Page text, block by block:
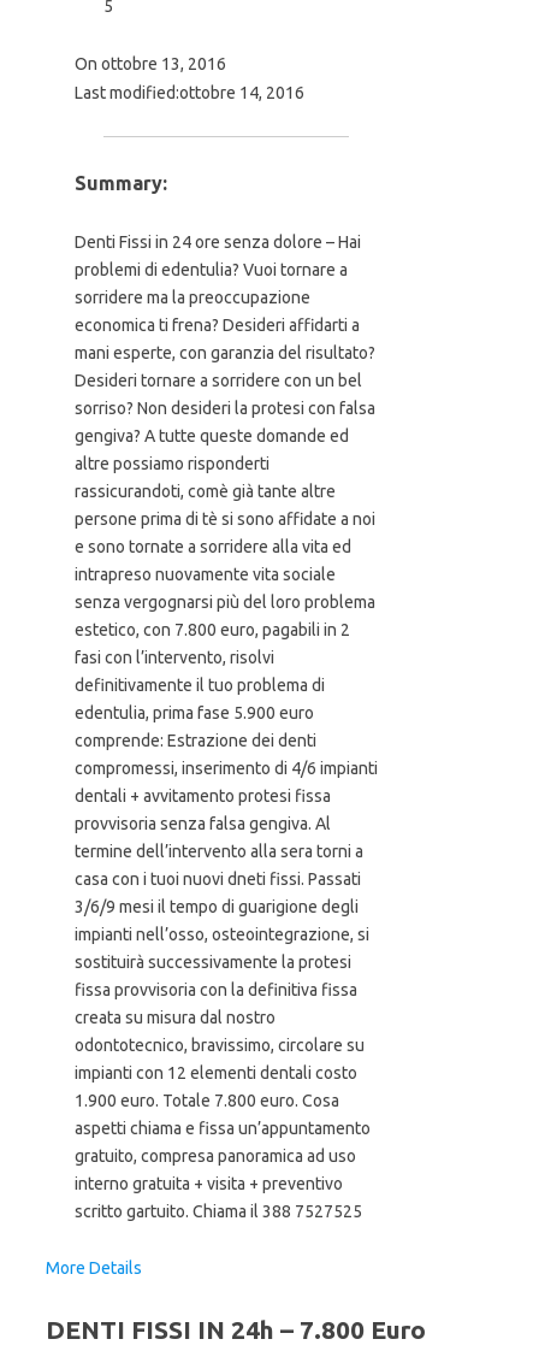
5
On ottobre 13, 2016
Last modified:ottobre 14, 2016
Summary:
Denti Fissi in 24 ore senza dolore – Hai
problemi di edentulia? Vuoi tornare a
sorridere ma la preoccupazione
economica ti frena? Desideri affidarti a
mani esperte, con garanzia del risultato?
Desideri tornare a sorridere con un bel
sorriso? Non desideri la protesi con falsa
gengiva? A tutte queste domande ed
altre possiamo risponderti
rassicurandoti, comè già tante altre
persone prima di tè si sono affidate a noi
e sono tornate a sorridere alla vita ed
intrapreso nuovamente vita sociale
senza vergognarsi più del loro problema
estetico, con 7.800 euro, pagabili in 2
fasi con l’intervento, risolvi
definitivamente il tuo problema di
edentulia, prima fase 5.900 euro
comprende: Estrazione dei denti
compromessi, inserimento di 4/6 impianti
dentali + avvitamento protesi fissa
provvisoria senza falsa gengiva. Al
termine dell’intervento alla sera torni a
casa con i tuoi nuovi dneti fissi. Passati
3/6/9 mesi il tempo di guarigione degli
impianti nell’osso, osteointegrazione, si
sostituirà successivamente la protesi
fissa provvisoria con la definitiva fissa
creata su misura dal nostro
odontotecnico, bravissimo, circolare su
impianti con 12 elementi dentali costo
1.900 euro. Totale 7.800 euro. Cosa
aspetti chiama e fissa un’appuntamento
gratuito, compresa panoramica ad uso
interno gratuita + visita + preventivo
scritto gartuito. Chiama il 388 7527525
More Details
DENTI FISSI IN 24h – 7.800 Euro